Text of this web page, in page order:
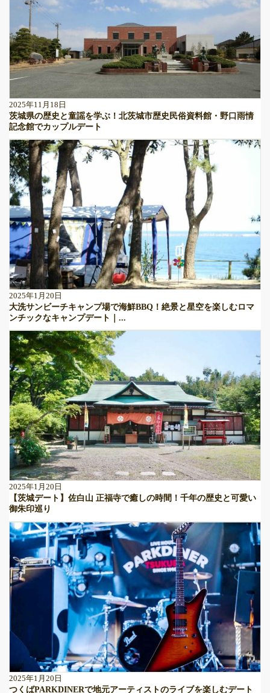
2025年11月18日
茨城県の歴史と童謡を学ぶ！北茨城市歴史民俗資料館・野口雨情
記念館でカップルデート
2025年1月20日
大洗サンビーチキャンプ場で海鮮BBQ！絶景と星空を楽しむロマ
ンチックなキャンプデート｜...
2025年1月20日
【茨城デート】佐白山 正福寺で癒しの時間！千年の歴史と可愛い
御朱印巡り
2025年1月20日
つくばPARKDINERで地元アーティストのライブを楽しむデート